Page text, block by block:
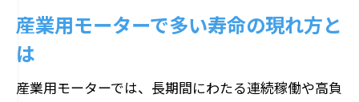
産業用モーターで多い寿命の現れ方と
は
産業用モーターでは、長期間にわたる連続稼働や高負